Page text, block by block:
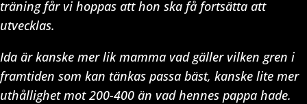
träning får vi hoppas att hon ska få fortsätta att
utvecklas.
Ida är kanske mer lik mamma vad gäller vilken gren i
framtiden som kan tänkas passa bäst, kanske lite mer
uthållighet mot 200-400 än vad hennes pappa hade.